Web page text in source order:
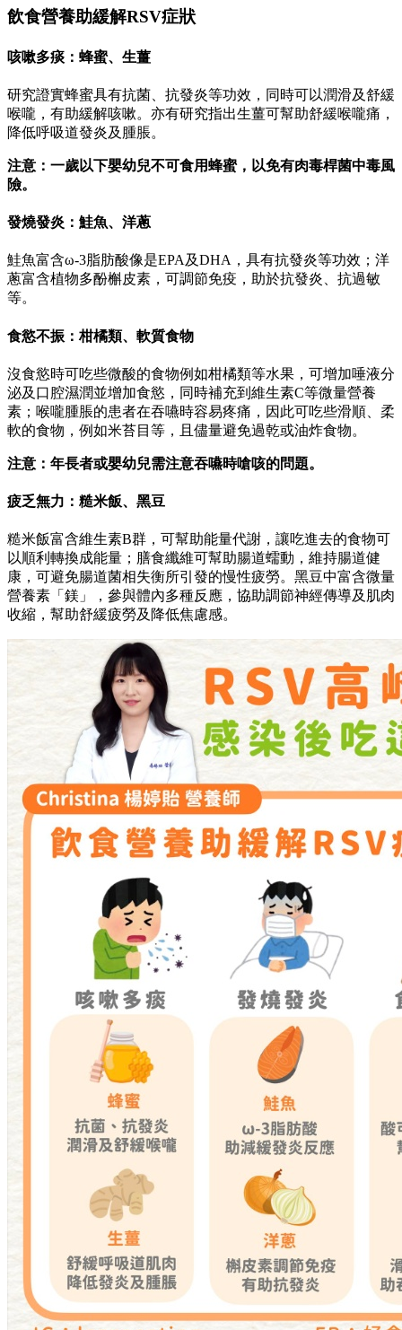
飲食營養助緩解RSV症狀
咳嗽多痰：蜂蜜、生薑
研究證實蜂蜜具有抗菌、抗發炎等功效，同時可以潤滑及舒緩
喉嚨，有助緩解咳嗽。亦有研究指出生薑可幫助舒緩喉嚨痛，
降低呼吸道發炎及腫脹。
注意： 一歲以下嬰幼兒不可食用蜂蜜，以免有肉毒桿菌中毒風
險。
發燒發炎：鮭魚、洋蔥
鮭魚富含ω-3脂肪酸像是EPA及DHA，具有抗發炎等功效；洋
蔥富含植物多酚槲皮素，可調節免疫，助於抗發炎、抗過敏
等。
食慾不振：柑橘類、軟質食物
沒食慾時可吃些微酸的食物例如柑橘類等水果，可增加唾液分
泌及口腔濕潤並增加食慾，同時補充到維生素C等微量營養
素；喉嚨腫脹的患者在吞嚥時容易疼痛，因此可吃些滑順、柔
軟的食物，例如米苔目等，且儘量避免過乾或油炸食物。
注意：年長者或嬰幼兒需注意吞嚥時嗆咳的問題。
疲乏無力：糙米飯、黑豆
糙米飯富含維生素B群，可幫助能量代謝，讓吃進去的食物可
以順利轉換成能量；膳食纖維可幫助腸道蠕動，維持腸道健
康，可避免腸道菌相失衡所引發的慢性疲勞。黑豆中富含微量
營養素「鎂」，參與體內多種反應，協助調節神經傳導及肌肉
收縮，幫助舒緩疲勞及降低焦慮感。